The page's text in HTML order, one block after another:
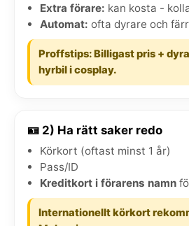
Extra förare: kan kosta -
Automat: ofta dyrare och
Proffstips: Billigast pris +
hyrbil i cosplay.
🪪 2) Ha rätt saker redo
Körkort (oftast minst 1 år)
Pass/ID
Kreditkort i förarens namn
Internationellt körkort